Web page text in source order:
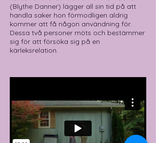
(Blythe Danner) lägger all sin tid på att
handla saker hon förmodligen aldrig
kommer att få någon användning för.
Dessa två personer möts och bestämmer
sig för att försöka sig på en
kärleksrelation.